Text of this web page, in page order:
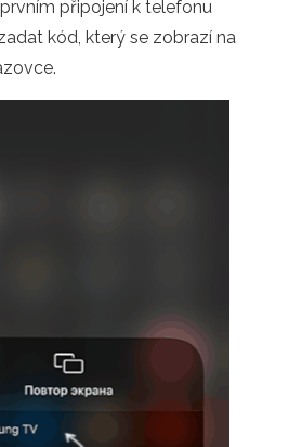
připojení k telefonu
kód, který se zobrazí na